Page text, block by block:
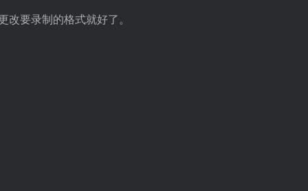
改要录制的格式就好了。